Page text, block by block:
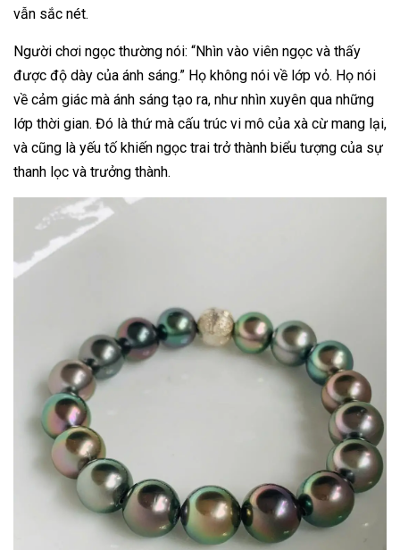
vẫn sắc nét.
Người chơi ngọc thường nói: “Nhìn vào viên ngọc và thấy
được độ dày của ánh sáng.” Họ không nói về lớp vỏ. Họ nói
về cảm giác mà ánh sáng tạo ra, như nhìn xuyên qua những
lớp thời gian. Đó là thứ mà cấu trúc vi mô của xà cừ mang lại,
và cũng là yếu tố khiến ngọc trai trở thành biểu tượng của sự
thanh lọc và trưởng thành.